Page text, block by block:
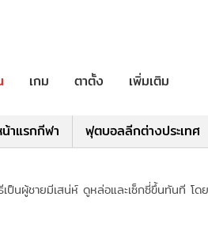
เกม ตาตั้ง เพิ่มเติม
าแรกกีฬา ฟุตบอลลีกต่างประเทศ
ป็นผู้ชายมีเสน่ห์ ดูหล่อและเซ็กซี่ขึ้นทันที โ